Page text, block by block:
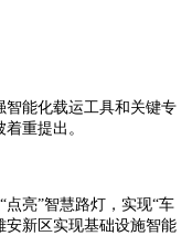
智能化载运工具和关键专
重提出。
亮”智慧路灯，实现“车
安新区实现基础设施智能